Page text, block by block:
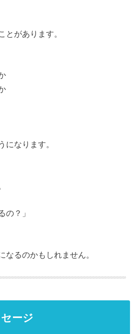
とがあります。
になります。
の？」
なるのかもしれません。
ージ